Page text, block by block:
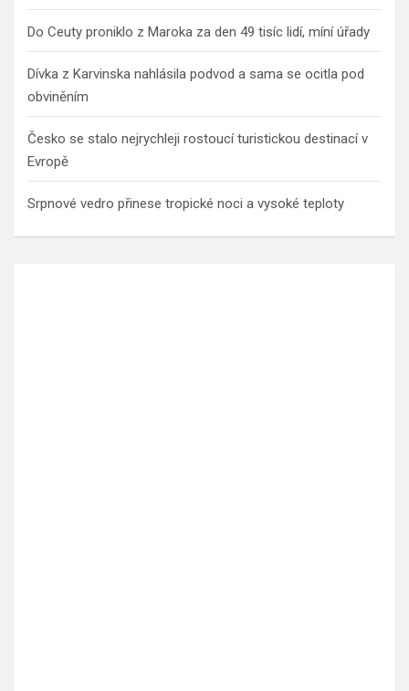
Do Ceuty proniklo z Maroka za den 49 tisíc lidí, míní úřady
Dívka z Karvinska nahlásila podvod a sama se ocitla pod
obviněním
Česko se stalo nejrychleji rostoucí turistickou destinací v
Evropě
Srpnové vedro přinese tropické noci a vysoké teploty